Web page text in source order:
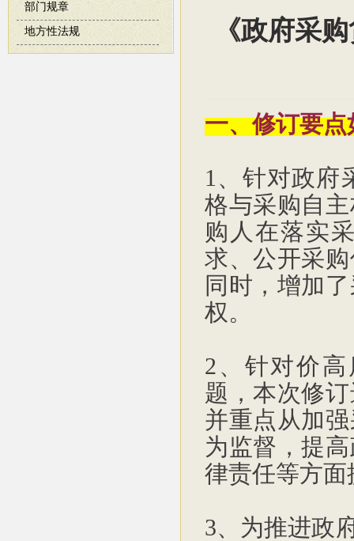
部门规章
地方性法规 《政府采
一、修订要点
1、针对政府
格与采购自
购人在落实
求、公开采
同时，增加
权。
2、针对价
题，本次修
并重点从加
为监督，提
律责任等方
3、为推进政